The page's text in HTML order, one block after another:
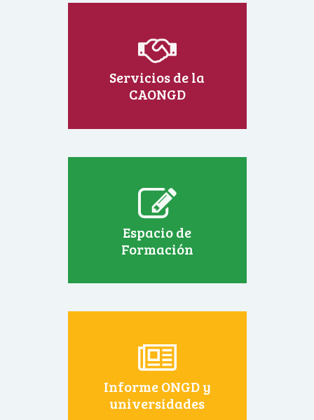
Servicios de la
CAONGD
Espacio de
Formación
Informe ONGD y
universidades